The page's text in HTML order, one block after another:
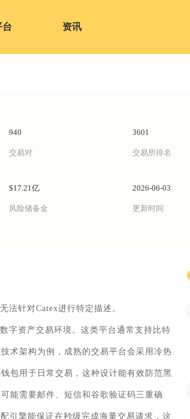
台 资讯
940
交易对
3601
交易所排名
$17.21亿
风险储备金
2026-06-03
更新时间
法针对Catex进行特定描述。
字资产交易环境。这类平台通常支持比特
术架构为例，成熟的交易平台会采用冷热
包用于日常交易，这种设计能有效防范黑
能需要邮件、短信和谷歌验证码三重确
引擎能保证在秒级完成海量交易请求，这